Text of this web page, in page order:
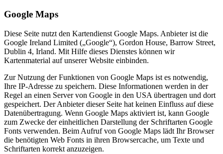
Google Maps
Diese Seite nutzt den Kartendienst Google Maps. Anbieter ist die
Google Ireland Limited („Google“), Gordon House, Barrow Street,
Dublin 4, Irland. Mit Hilfe dieses Dienstes können wir
Kartenmaterial auf unserer Website einbinden.
Zur Nutzung der Funktionen von Google Maps ist es notwendig,
Ihre IP-Adresse zu speichern. Diese Informationen werden in der
Regel an einen Server von Google in den USA übertragen und dort
gespeichert. Der Anbieter dieser Seite hat keinen Einfluss auf diese
Datenübertragung. Wenn Google Maps aktiviert ist, kann Google
zum Zwecke der einheitlichen Darstellung der Schriftarten Google
Fonts verwenden. Beim Aufruf von Google Maps lädt Ihr Browser
die benötigten Web Fonts in ihren Browsercache, um Texte und
Schriftarten korrekt anzuzeigen.